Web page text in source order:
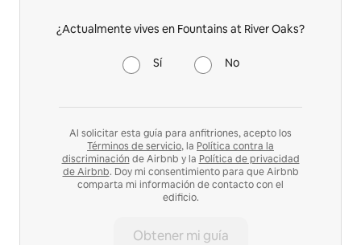
¿Actualmente vives en Fountains at River Oaks?
Sí No
Al solicitar esta guía para anfitriones, acepto los
Términos de servicio, la Política contra la
discriminación de Airbnb y la Política de privacidad
de Airbnb. Doy mi consentimiento para que Airbnb
comparta mi información de contacto con el
edificio.
Obtener mi guía